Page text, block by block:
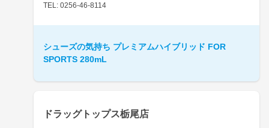
TEL: 0256-46-8114
シューズの気持ち プレミアムハイブリッド FOR
SPORTS 280mL
ドラッグトップス栃尾店